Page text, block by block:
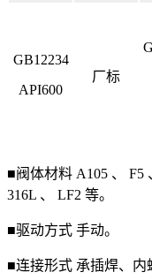
GB12234
API600
厂标
■阀体材料 A105 、 F5
316L 、 LF2 等。
■驱动方式 手动。
■连接形式 承插焊、内